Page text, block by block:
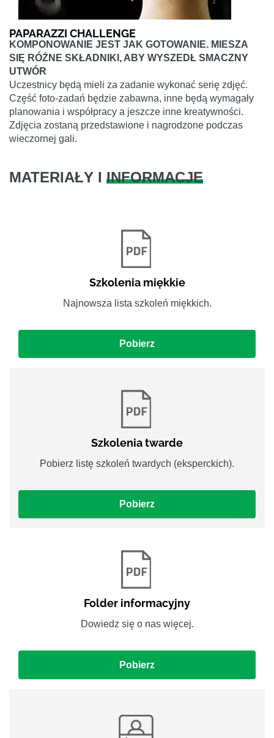
PAPARAZZI CHALLENGE
KOMPONOWANIE JEST JAK GOTOWANIE. MIESZA
SIĘ RÓŻNE SKŁADNIKI, ABY WYSZEDŁ SMACZNY
UTWÓR
Uczestnicy będą mieli za zadanie wykonać serię zdjęć.
Część foto-zadań będzie zabawna, inne będą wymagały
planowania i współpracy a jeszcze inne kreatywności.
Zdjęcia zostaną przedstawione i nagrodzone podczas
wieczornej gali.
MATERIAŁY I INFORMACJE
Szkolenia miękkie
Najnowsza lista szkoleń miękkich.
Pobierz
Szkolenia twarde
Pobierz listę szkoleń twardych (eksperckich).
Pobierz
Folder informacyjny
Dowiedz się o nas więcej.
Pobierz